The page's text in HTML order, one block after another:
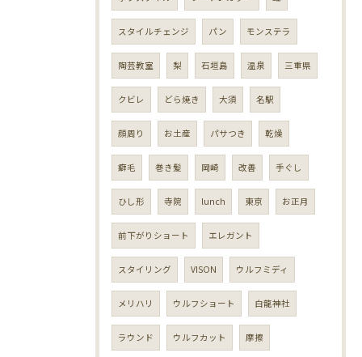
スタイルチェンジ パン モンステラ
陶芸教室 梨 石垣島 温泉 三重県
クビレ どら焼き 大須 名駅
顔周り お土産 パサつき 乾燥
癖毛 巻き髪 岡崎 改善 手ぐし
ひし形 寺院 lunch 東京 お正月
前下がりショート エレガント
スタイリング VISON ウルフミディ
メリハリ ウルフショート 白龍神社
ラウンド ウルフカット 摩擦